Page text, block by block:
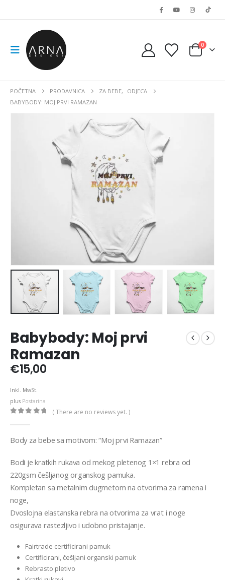
0
POČETNA PRODAVNICA ZA BEBE,
ODJECA
BABYBODY: MOJ PRVI RAMAZAN
Babybody: Moj prvi
Ramazan
€15,00
Inkl. MwSt.
plus Postarina
( There are no reviews yet. )
Body za bebe sa motivom: “Moj prvi Ramazan”
Bodi je kratkih rukava od mekog pletenog 1×1 rebra od
220gsm češljanog organskog pamuka.
Kompletan sa metalnim dugmetom na otvorima za ramena i
noge,
Dvoslojna elastanska rebra na otvorima za vrat i noge
osigurava rastezljivo i udobno pristajanje.
Fairtrade certificirani pamuk
Certificirani, češljani organski pamuk
Rebrasto pletivo